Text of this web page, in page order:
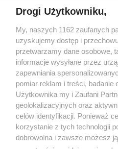
Drogi Użytkowniku,
My, naszych 1162 zaufanych
uzyskujemy dostęp i
przetwarzamy dane osobowe,
informacje wysyłane przez
zapewniania
pomiar reklam i treści, badanie
Użytkownika my i Zaufani
geolokalizacyjnych oraz
celów identyfikacji. Ponieważ
korzystanie z tych technologii
dobrowolna i zawsze możesz